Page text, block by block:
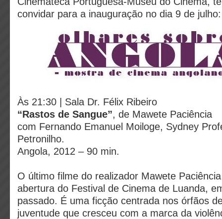
convidar para a inauguração no dia 9 de julho:
Às 21:30 | Sala Dr. Félix Ribeiro
“Rastos de Sangue”, de Mawete Paciência
com Fernando Emanuel Moiloge, Sydney
Petronilho.
Angola, 2012 – 90 min.
O último filme do realizador Mawete
abertura do Festival de Cinema de Luanda,
passado. É uma ficção centrada nos órfãos
juventude que cresceu com a marca da